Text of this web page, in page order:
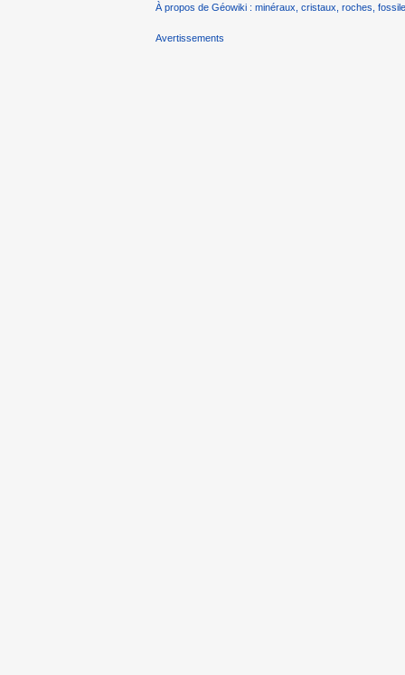
À propos de Géowiki : minéraux, cristaux, roches,
Avertissements